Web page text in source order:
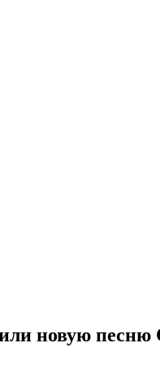
новую песню